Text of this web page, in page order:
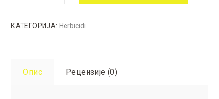
КАТЕГОРИЈА: Herbicidi
Опис Рецензије (0)